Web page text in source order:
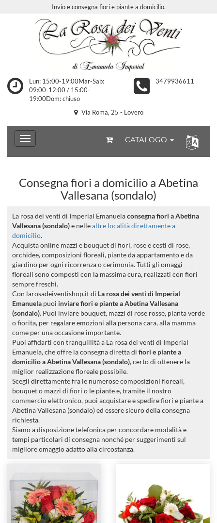
Invio e consegna fiori e piante a domicilio.
Lun: 15:00-19:00Mar-Sab:
09:00-12:00 / 15:00-
19:00Dom: chiuso
3479936611
Via Roma, 25 - Lovero
CATALOGO
Consegna fiori a domicilio a Abetina
Vallesana (sondalo)
La rosa dei venti di Imperial Emanuelaconsegna fiori a Abetina
Vallesana (sondalo)e nellealtre località direttamente a
domicilio.
Acquista online mazzi e bouquet di fiori, rose e cesti di rose,
orchidee, composizioni floreali, piante da appartamento e da
giardino per ogni ricorrenza o cerimonia. Tutti gli omaggi
floreali sono composti con la massima cura, realizzati con fiori
sempre freschi.
Con larosadeiventishop.it di La rosa dei venti di Imperial
Emanuela puoi inviare fiori e piante a Abetina Vallesana
(sondalo). Puoi inviare bouquet, mazzi di rose rosse, pianta verde
o fiorita, per regalare emozioni alla persona cara, alla mamma
come per una occasione importante.
Puoi affidarti con tranquillità a La rosa dei venti di Imperial
Emanuela, che offre la consegna diretta di fiori e piante a
domicilio a Abetina Vallesana (sondalo), certo di ottenere la
miglior realizzazione floreale possibile.
Scegli direttamente fra le numerose composizioni floreali,
bouquet o mazzi di fiori o le piante e, tramite il nostro
commercio elettronico, puoi acquistare e spedire fiori e piante a
Abetina Vallesana (sondalo) ed essere sicuro della consegna
richiesta.
Siamo a disposizione telefonica per concordare modalità e
tempi particolari di consegna nonché per suggerimenti sul
migliore omaggio adatto alla circostanza.